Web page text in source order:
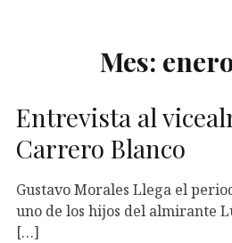
Mes:
Entrevista al
Carrero Blanco
Gustavo Morales Llega el
uno de los hijos del almirante
[…]